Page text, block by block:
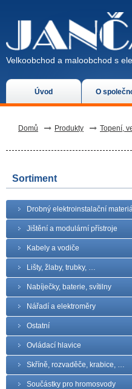
Úvod O
Velkoobchod a maloobchod s
Domů Produkty Topení,
Sortiment
Drobný elektroinstalační
Jištění a modulární přístroje
Kabely a vodiče
Lišty, žlaby, trubky, …
Nabíječky, baterie, svítilny
Nářadí a elektroměry
Ostatní
Ovládací hlavice
Skříně, rozvaděče, krabice, …
Součástky pro hromosvody